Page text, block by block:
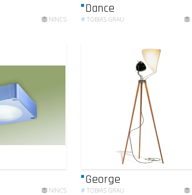
NINCS
Dance
#TOBIAS GRAU
NINCS
George
#TOBIAS GRAU